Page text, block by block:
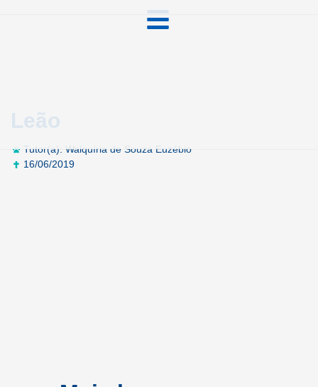
Leão
Tutor(a): Walquíria de Souza Euzébio
16/06/2019